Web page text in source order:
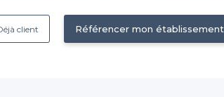
Référencer mon établissement
client